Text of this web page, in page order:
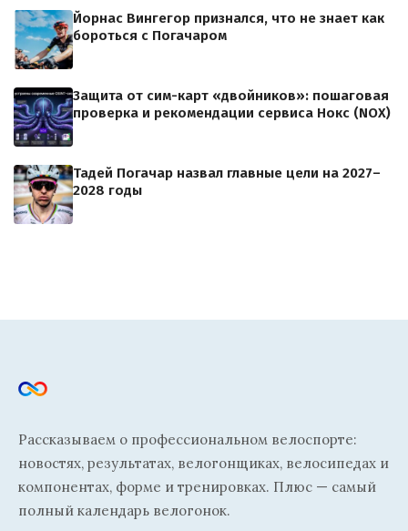
Йорнас Вингегор признался, что не знает как
бороться с Погачаром
Защита от сим-карт «двойников»: пошаговая
проверка и рекомендации сервиса Нокс (NOX)
Тадей Погачар назвал главные цели на 2027–
2028 годы
Рассказываем о профессиональном велоспорте:
новостях, результатах, велогонщиках, велосипедах и
компонентах, форме и тренировках. Плюс — самый
полный календарь велогонок.